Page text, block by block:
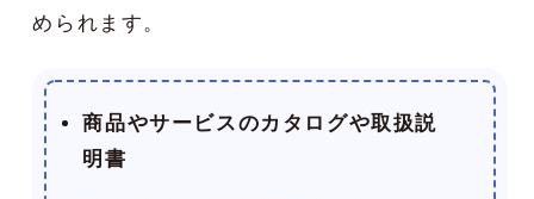
められます。
商品やサービスのカタログや取扱説
明書